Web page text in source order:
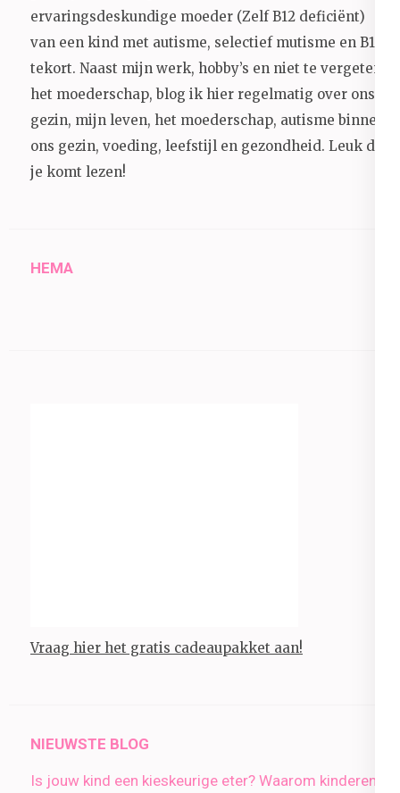
ervaringsdeskundige moeder (Zelf B12 deficiënt)
van een kind met autisme, selectief mutisme en B12
tekort. Naast mijn werk, hobby’s en niet te vergeten
het moederschap, blog ik hier regelmatig over ons
gezin, mijn leven, het moederschap, autisme binnen
ons gezin, voeding, leefstijl en gezondheid. Leuk dat
je komt lezen!
HEMA
Vraag hier het gratis cadeaupakket aan!
NIEUWSTE BLOG
Is jouw kind een kieskeurige eter? Waarom kinderen